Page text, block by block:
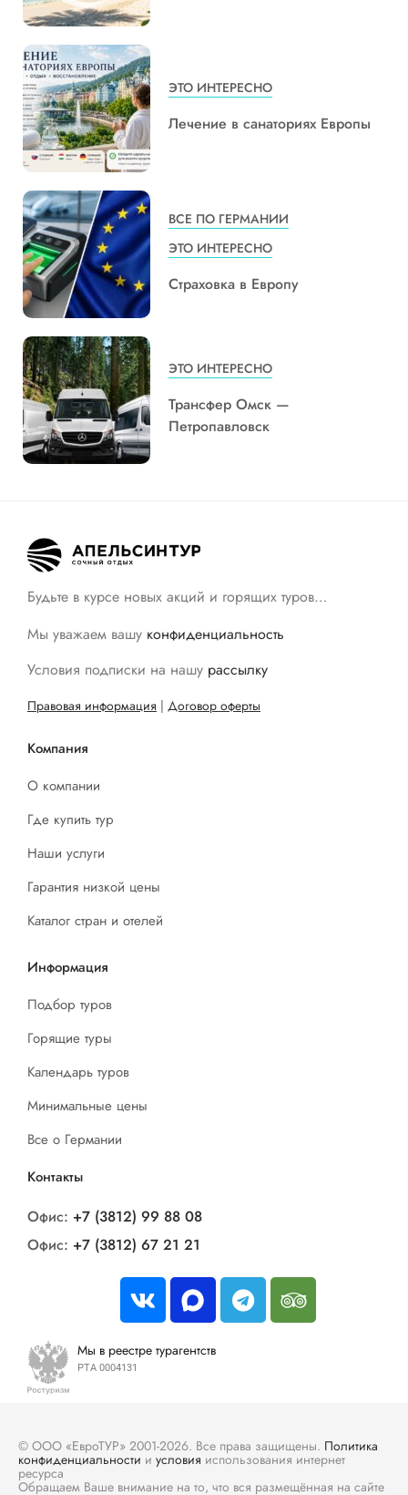
ЭТО ИНТЕРЕСНО
Лечение в санаториях Европы
ВСЕ ПО ГЕРМАНИИ
ЭТО ИНТЕРЕСНО
Страховка в Европу
ЭТО ИНТЕРЕСНО
Трансфер Омск —
Петропавловск
Будьте в курсе новых акций и горящих туров…
Мы уважаем вашу конфиденциальность
Условия подписки на нашу рассылку
Правовая информация | Договор оферты
Компания
О компании
Где купить тур
Наши услуги
Гарантия низкой цены
Каталог стран и отелей
Информация
Подбор туров
Горящие туры
Календарь туров
Минимальные цены
Все о Германии
Контакты
Офис: +7 (3812) 99 88 08
Офис: +7 (3812) 67 21 21
Мы в реестре турагентств
РТА 0004131
© ООО «ЕвроТУР» 2001-2026. Все права защищены. Политика
конфиденциальности и условия использования интернет
ресурса
Обращаем Ваше внимание на то, что вся размещённая на сайте